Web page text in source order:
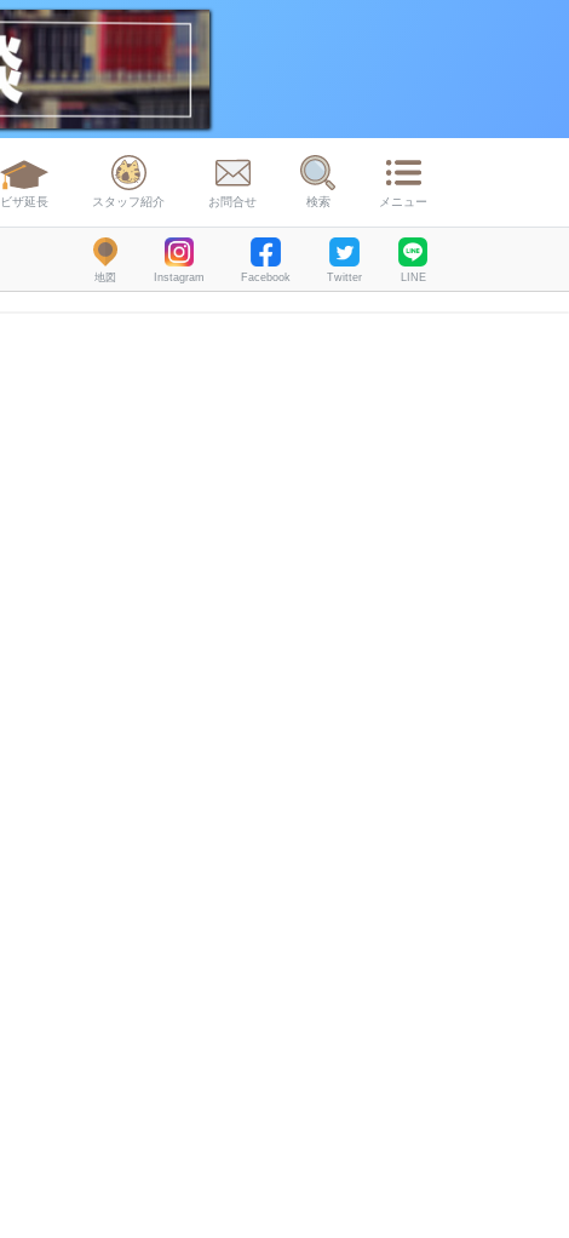
ビザ延長 スタッフ紹介 お問合せ 検索 メニュー
地図 Instagram Facebook Twitter LINE